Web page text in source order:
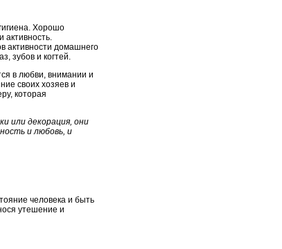
Хорошо
активность.
активности домашнего
зубов и когтей.
в любви, внимании и
своих хозяев и
которая
или декорация, они
и любовь, и
человека и быть
утешение и